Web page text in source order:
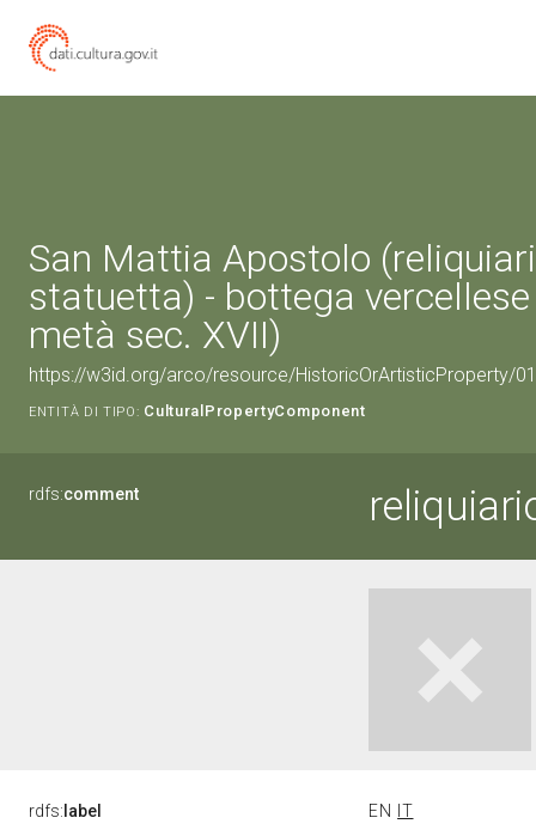
San Mattia Apostolo
statuetta) - bottega
metà sec. XVII)
https://w3id.org/arco/resource/HistoricOrArtisticProperty/
ENTITÀ DI TIPO: CulturalPropertyComponent
rdfs:comment
rdfs: label EN IT